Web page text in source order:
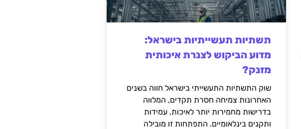
תשתיות תעשייתיות בישראל:
מדוע הביקוש לצנרת איכותית
מזנק?
שוק התשתיות התעשייתי בישראל חווה בשנים
האחרונות צמיחה חסרת תקדים, המלווה
בדרישות מחמירות יותר לאיכות, עמידות
ותקנים בינלאומיים. התפתחות זו מובילה